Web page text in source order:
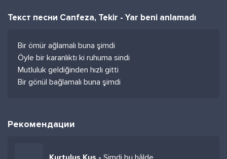
Текст песни Canfeza, Tekir - Yar beni anlamadı
Bir ömür ağlamalı buna şimdi
Öyle bir karanlıktı ki ruhuma sindi
Mutluluk geldiğinden hızlı gitti
Bir gönül bağlamalı buna şimdi
Рекомендации